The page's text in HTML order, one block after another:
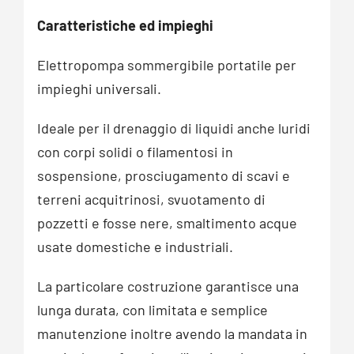
Caratteristiche ed impieghi
Elettropompa sommergibile portatile per
impieghi universali.
Ideale per il drenaggio di liquidi anche luridi
con corpi solidi o filamentosi in
sospensione, prosciugamento di scavi e
terreni acquitrinosi, svuotamento di
pozzetti e fosse nere, smaltimento acque
usate domestiche e industriali.
La particolare costruzione garantisce una
lunga durata, con limitata e semplice
manutenzione inoltre avendo la mandata in